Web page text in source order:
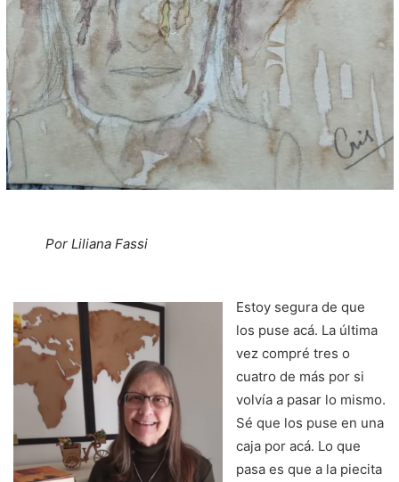
Por Liliana Fassi
Estoy segura de que
los puse acá. La última
vez compré tres o
cuatro de más por si
volvía a pasar lo mismo.
Sé que los puse en una
caja por acá. Lo que
pasa es que a la piecita